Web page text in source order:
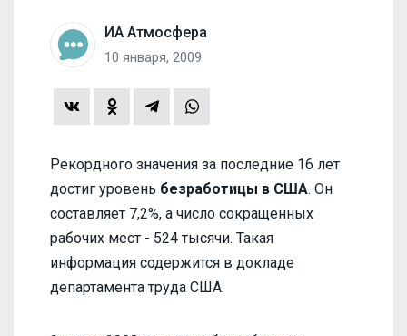
ИА Атмосфера
10 января, 2009
Рекордного значения за последние 16 лет
достиг уровень безработицы в США. Он
составляет 7,2%, а число сокращенных
рабочих мест - 524 тысячи. Такая
информация содержится в докладе
департамента труда США.